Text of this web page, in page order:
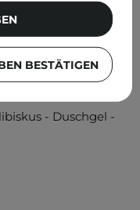
- Duschgel -
BESTÄTIGEN